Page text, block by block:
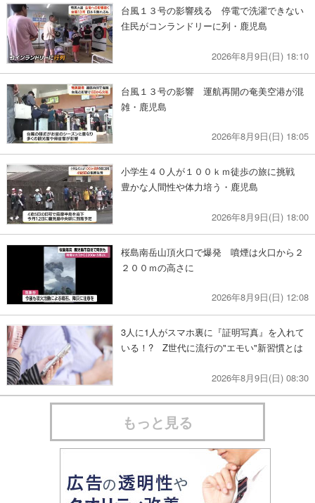
台風１３号の影響残る 停電で洗濯できない
住民がコンランドリーに列・鹿児島
2026年8月9日(日) 18:10
台風１３号の影響 運航再開の奄美空港が混
雑・鹿児島
2026年8月9日(日) 18:05
小学生４０人が１００ｋｍ徒歩の旅に挑戦
豊かな人間性や体力培う・鹿児島
2026年8月9日(日) 18:00
桜島南岳山頂火口で爆発 噴煙は火口から２
２００ｍの高さに
2026年8月9日(日) 12:08
3人に1人がスマホ裏に『証明写真』を入れて
いる！? Z世代に流行の"エモい"新習慣とは
2026年8月9日(日) 08:30
もっと見る